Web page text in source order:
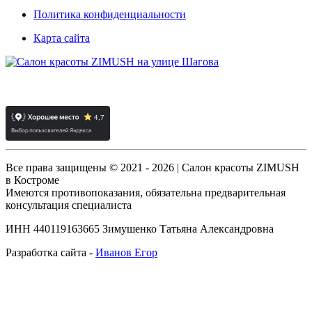
Политика конфиденциальности
Карта сайта
Все права защищены © 2021 - 2026 | Салон красоты ZIMUSH
в Костроме
Имеются противопоказания, обязательна предварительная
консультация специалиста
ИНН 440119163665 Зимушенко Татьяна Александровна
Разработка сайта - Иванов Егор